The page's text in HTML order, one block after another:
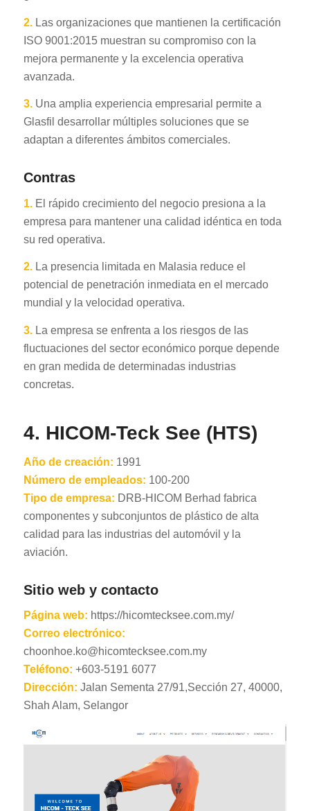
2.Las organizaciones que mantienen la certificación
ISO 9001:2015 muestran su compromiso con la
mejora permanente y la excelencia operativa
avanzada.
3. Una amplia experiencia empresarial permite a
Glasfil desarrollar múltiples soluciones que se
adaptan a diferentes ámbitos comerciales.
Contras
1. El rápido crecimiento del negocio presiona a la
empresa para mantener una calidad idéntica en toda
su red operativa.
2. La presencia limitada en Malasia reduce el
potencial de penetración inmediata en el mercado
mundial y la velocidad operativa.
3. La empresa se enfrenta a los riesgos de las
fluctuaciones del sector económico porque depende
en gran medida de determinadas industrias
concretas.
4. HICOM-Teck See (HTS)
Año de creación: 1991
Número de empleados: 100-200
Tipo de empresa: DRB-HICOM Berhad fabrica
componentes y subconjuntos de plástico de alta
calidad para las industrias del automóvil y la
aviación.
Sitio web y contacto
Página web: https://hicomtecksee.com.my/
Correo electrónico:
choonhoe.ko@hicomtecksee.com.my
Teléfono: +603-5191 6077
Dirección: Jalan Sementa 27/91,Sección 27, 40000,
Shah Alam, Selangor